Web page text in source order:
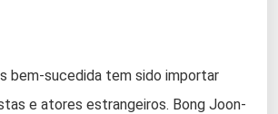
bem-sucedida tem sido importar
e atores estrangeiros. Bong Joon-